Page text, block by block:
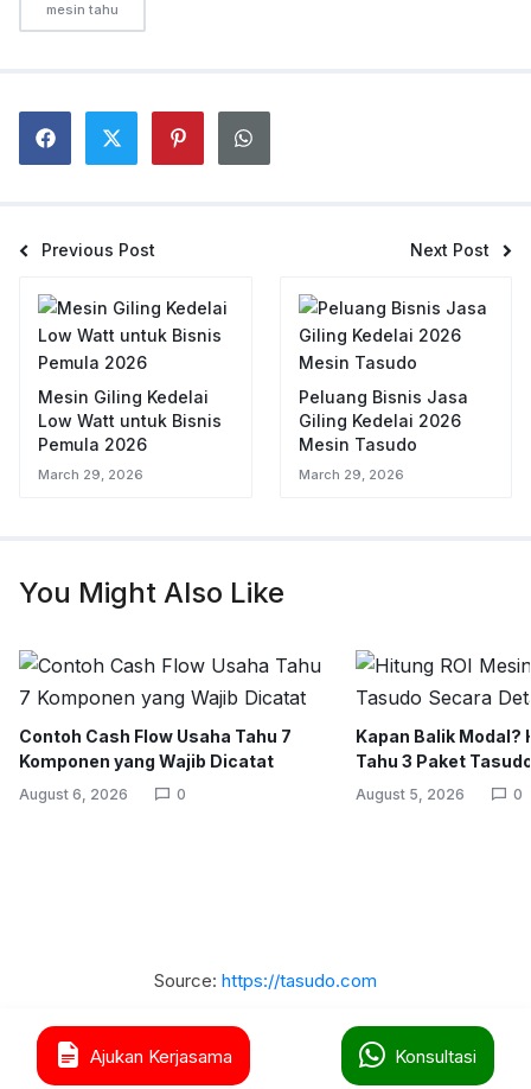
mesin tahu
Previous Post Next Post
Mesin Giling Kedelai
Low Watt untuk Bisnis
Pemula 2026
March 29, 2026
Peluang Bisnis Jasa
Giling Kedelai 2026
Mesin Tasudo
March 29, 2026
You Might Also Like
Contoh Cash Flow Usaha Tahu 7
Komponen yang Wajib Dicatat
August 6, 2026 0
Kapan Balik Modal?
Tahu 3 Paket
August 5, 2026 0
Ajukan Kerjasama Konsultasi
Source: https://tasudo.com
Home Cart
0
Wishlist Account